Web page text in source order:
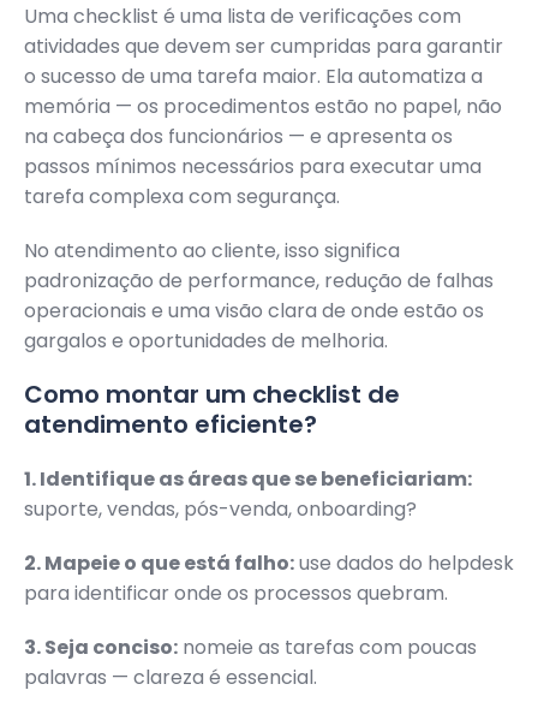
Uma checklist é uma lista de verificações com
atividades que devem ser cumpridas para garantir
o sucesso de uma tarefa maior. Ela automatiza a
memória — os procedimentos estão no papel, não
na cabeça dos funcionários — e apresenta os
passos mínimos necessários para executar uma
tarefa complexa com segurança.
No atendimento ao cliente, isso significa
padronização de performance, redução de falhas
operacionais e uma visão clara de onde estão os
gargalos e oportunidades de melhoria.
Como montar um checklist de
atendimento eficiente?
1. Identifique as áreas que se beneficiariam:
suporte, vendas, pós-venda, onboarding?
2. Mapeie o que está falho:use dados do helpdesk
para identificar onde os processos quebram.
3. Seja conciso: nomeie as tarefas com poucas
palavras — clareza é essencial.